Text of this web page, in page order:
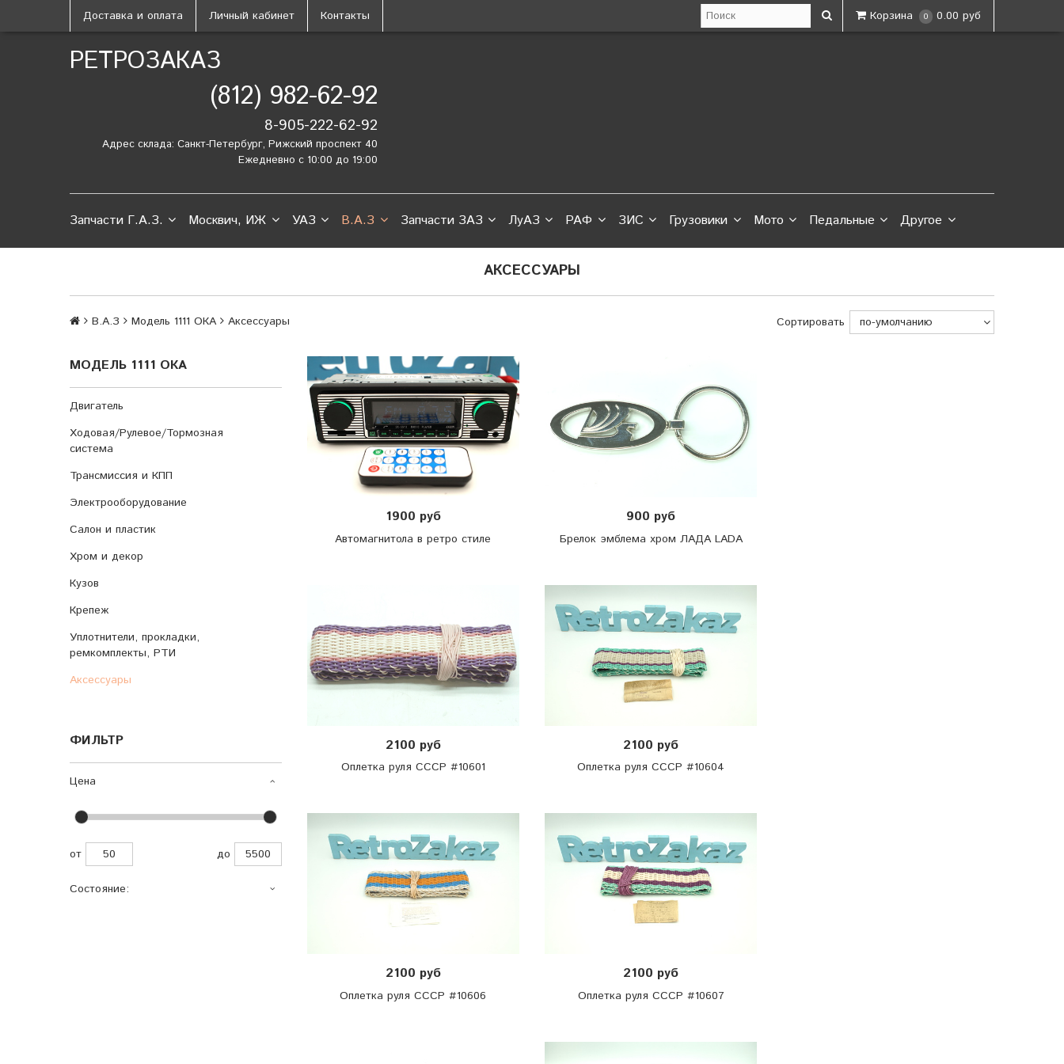
Доставка и оплата Личный кабинет Контакты Корзина 0 0.00 руб
РЕТРОЗАКАЗ
(812) 982-62-92
8-905-222-62-92
Адрес склада: Санкт-Петербург, Рижский проспект 40
Ежедневно с 10:00 до 19:00
Запчасти Г.А.З. Москвич, ИЖ УАЗ В.А.З Запчасти ЗАЗ ЛуАЗ РАФ ЗИС Грузовики Мото Педальные Другое
АКСЕССУАРЫ
В.А.З Модель 1111 ОКА Аксессуары Сортировать
МОДЕЛЬ 1111 ОКА
Двигатель
Ходовая/Рулевое/Тормозная
система
Трансмиссия и КПП
Электрооборудование
Салон и пластик
Хром и декор
Кузов
Крепеж
Уплотнители, прокладки,
ремкомплекты, РТИ
Аксессуары
ФИЛЬТР
Цена
от до
Состояние:
1900 руб
Автомагнитола в ретро стиле
900 руб
Брелок эмблема хром ЛАДА LADA
2100 руб
Оплетка руля СССР #10601
2100 руб
Оплетка руля СССР #10604
2100 руб
Оплетка руля СССР #10606
2100 руб
Оплетка руля СССР #10607